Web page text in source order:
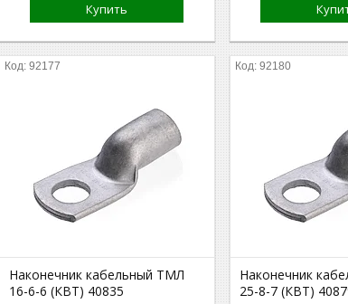
Купить
92177
Наконечник кабельный ТМЛ
16-6-6 (КВТ) 40835
92180
Наконечник
25-8-7 (КВТ)